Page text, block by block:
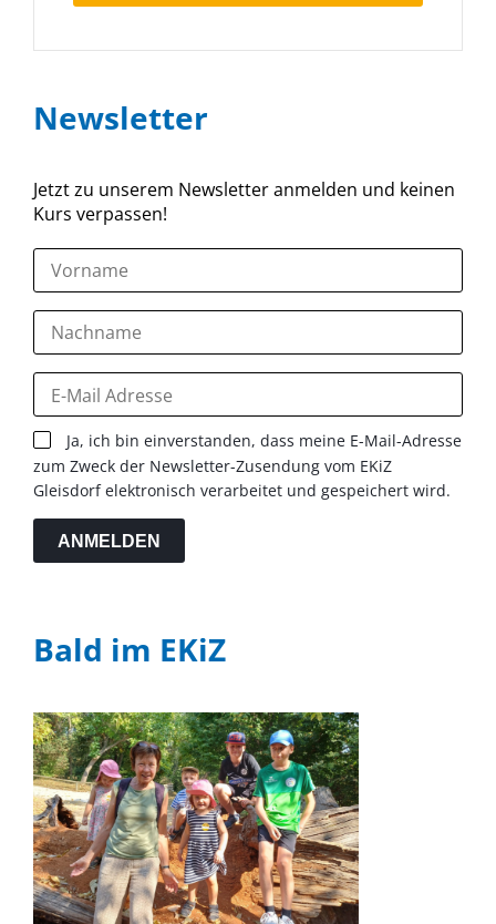
Newsletter
Jetzt zu unserem Newsletter anmelden und keinen
Kurs verpassen!
Ja, ich bin einverstanden, dass meine E-Mail-Adresse
zum Zweck der Newsletter-Zusendung vom EKiZ
Gleisdorf elektronisch verarbeitet und gespeichert wird.
ANMELDEN
Bald im EKiZ